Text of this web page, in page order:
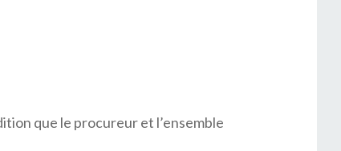
que le procureur et l’ensemble